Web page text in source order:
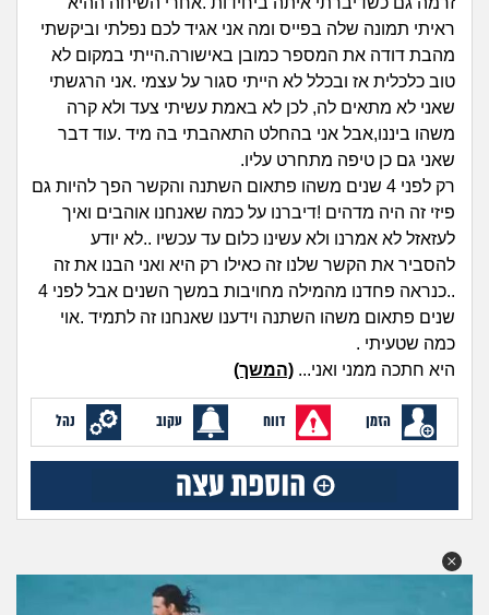
הורות ומשפחה
מתבגרים
מהבקו"ם... ועד מתי?!
לימודים וסטודנטים
עבודה וקריירה
חברים ואנשים
מה שעובר עליי
שומרים על הגוף
פיננסי וכלכלה
בין הסדינים
ראיתי תמונה שלה בפייס ומה אני אגיד לכם נפלתי וביקשתי
מהבת דודה את המספר כמובן באישורה.הייתי במקום לא
טוב כלכלית אז ובכלל לא הייתי סגור על עצמי .אני הרגשתי
שאני לא מתאים לה, לכן לא באמת עשיתי צעד ולא קרה
משהו ביננו,אבל אני בהחלט התאהבתי בה מיד .עוד דבר
שאני גם כן טיפה מתחרט עליו.
רק לפני 4 שנים משהו פתאום השתנה והקשר הפך להיות גם
פיזי זה היה מדהים !דיברנו על כמה שאנחנו אוהבים ואיך
לעזאזל לא אמרנו ולא עשינו כלום עד עכשיו ..לא יודע
להסביר את הקשר שלנו זה כאילו רק היא ואני הבנו את זה
..כנראה פחדנו מהמילה מחויבות במשך השנים אבל לפני 4
שנים פתאום משהו השתנה וידענו שאנחנו זה לתמיד .אוי
כמה שטעיתי .
היא חתכה ממני ואני... (המשך)
הזמן דווח עקוב נהל